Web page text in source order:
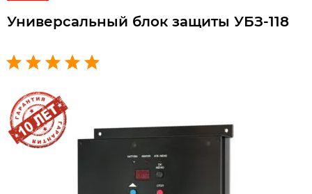
Универсальный блок защиты УБЗ-118